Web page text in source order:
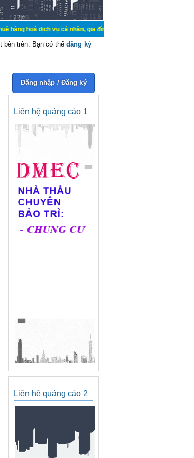
dịch vụ cá nhân, gia đình. Mua bán, ký gửi, cho thuê thiết bị
bên trên. Bạn có thể đăng ký
Đăng nhập / Đăng ký
Liên hệ quảng cáo 1
Liên hệ quảng cáo 2